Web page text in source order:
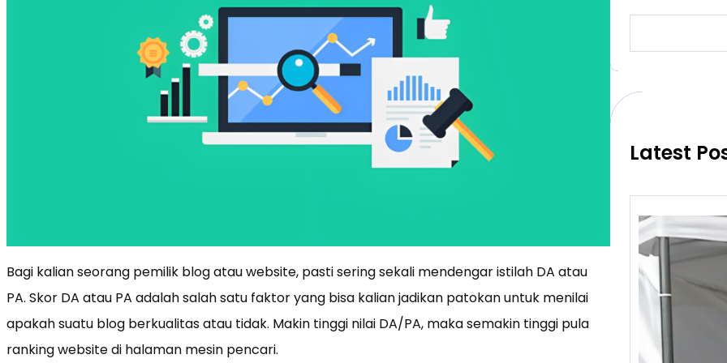
Bagi kalian seorang pemilik blog atau website, pasti sering sekali mendengar istilah DA atau
PA. Skor DA atau PA adalah salah satu faktor yang bisa kalian jadikan patokan untuk menilai
apakah suatu blog berkualitas atau tidak. Makin tinggi nilai DA/PA, maka semakin tinggi pula
ranking website di halaman mesin pencari.
a
c
Latest